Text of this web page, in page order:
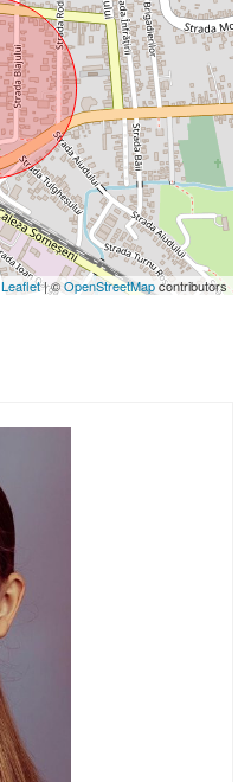
Leaflet| ©OpenStreetMapcontributors